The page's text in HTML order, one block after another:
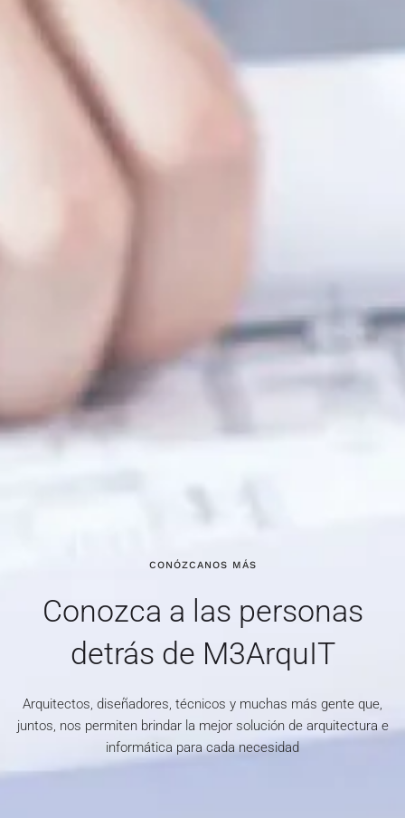
CONÓZCANOS MÁS
Conozca a las personas
detrás de M3ArquIT
Arquitectos, diseñadores, técnicos y muchas más gente que,
juntos, nos permiten brindar la mejor solución de arquitectura e
informática para cada necesidad